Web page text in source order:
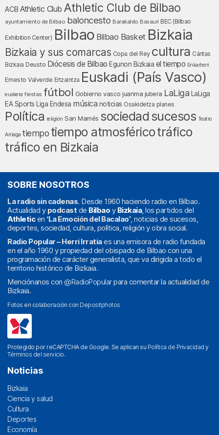
ACB Athletic Club Athletic Club de Bilbao
ayuntamiento de Bilbao baloncesto Barakaldo Basauri BEC (Bilbao
Exhibition Center) Bilbao Bilbao Basket Bizkaia
Bizkaia y sus comarcas Copa del Rey cultura Cáritas
Bizkaia Deusto Diócesis de Bilbao Egunon Bizkaia el tiempo Enkarterri
Ernesto Valverde Ertzaintza Euskadi (País Vasco)
euskera fiestas fútbol Gobierno vasco juanma jubera LaLiga LaLiga
EA Sports
Liga Endesa música noticias Osakidetza planes
Política religión San Mamés sociedad sucesos Teatro
Arriaga tiempo tiempo atmosféricotráfico
tráfico en Bizkaia
SOBRE NOSOTROS
La radio sin cadenas. Desde 1960 haciendo radio en Bilbao.
Actualidad y podcast de Bilbao y Bizkaia, los partidos del
Athleticen ‘La Emoción del Bacalao’, noticias de sucesos,
deportes, sociedad, cultura, política, religión y obra social.
Radio Popular – Herri Irratiaes una emisora de radio fundada
en el año 1960 y propiedad del obispado de Bilbao con una
programación de carácter generalista, que va dirigida a todo el
territorio histórico de Bizkaia.
Menciónanos con @RadioPopularpara comentar la actualidad de
Bizkaia.
Fotos en colaboración con Depositphotos
Protegido por reCAPTCHA de Google. Se aplican su Política de Privacidad y
Términos del servicio.
Noticias
Bizkaia
Ciencia y salud
Cultura
Deportes
Economía